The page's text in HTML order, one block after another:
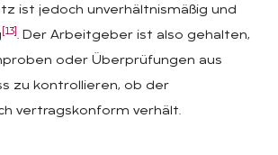
ist jedoch unverhältnismäßig und
[13] . Der Arbeitgeber ist also gehalten,
oder Überprüfungen aus
zu kontrollieren, ob der
vertragskonform verhält.